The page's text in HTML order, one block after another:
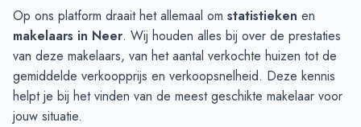
Heythuysen
€ 3.664
Horn
€ 3.527
Haelen
€ 3.436
Neer
€ 3.336
Buggenum
€ 2.880
Nunhem
Op ons platform draait het allemaal om statistieken en
makelaars in Neer. Wij houden alles bij over de prestaties
van deze makelaars, van het aantal verkochte huizen tot de
gemiddelde verkoopprijs en verkoopsnelheid. Deze kennis
helpt je bij het vinden van de meest geschikte makelaar voor
jouw situatie.